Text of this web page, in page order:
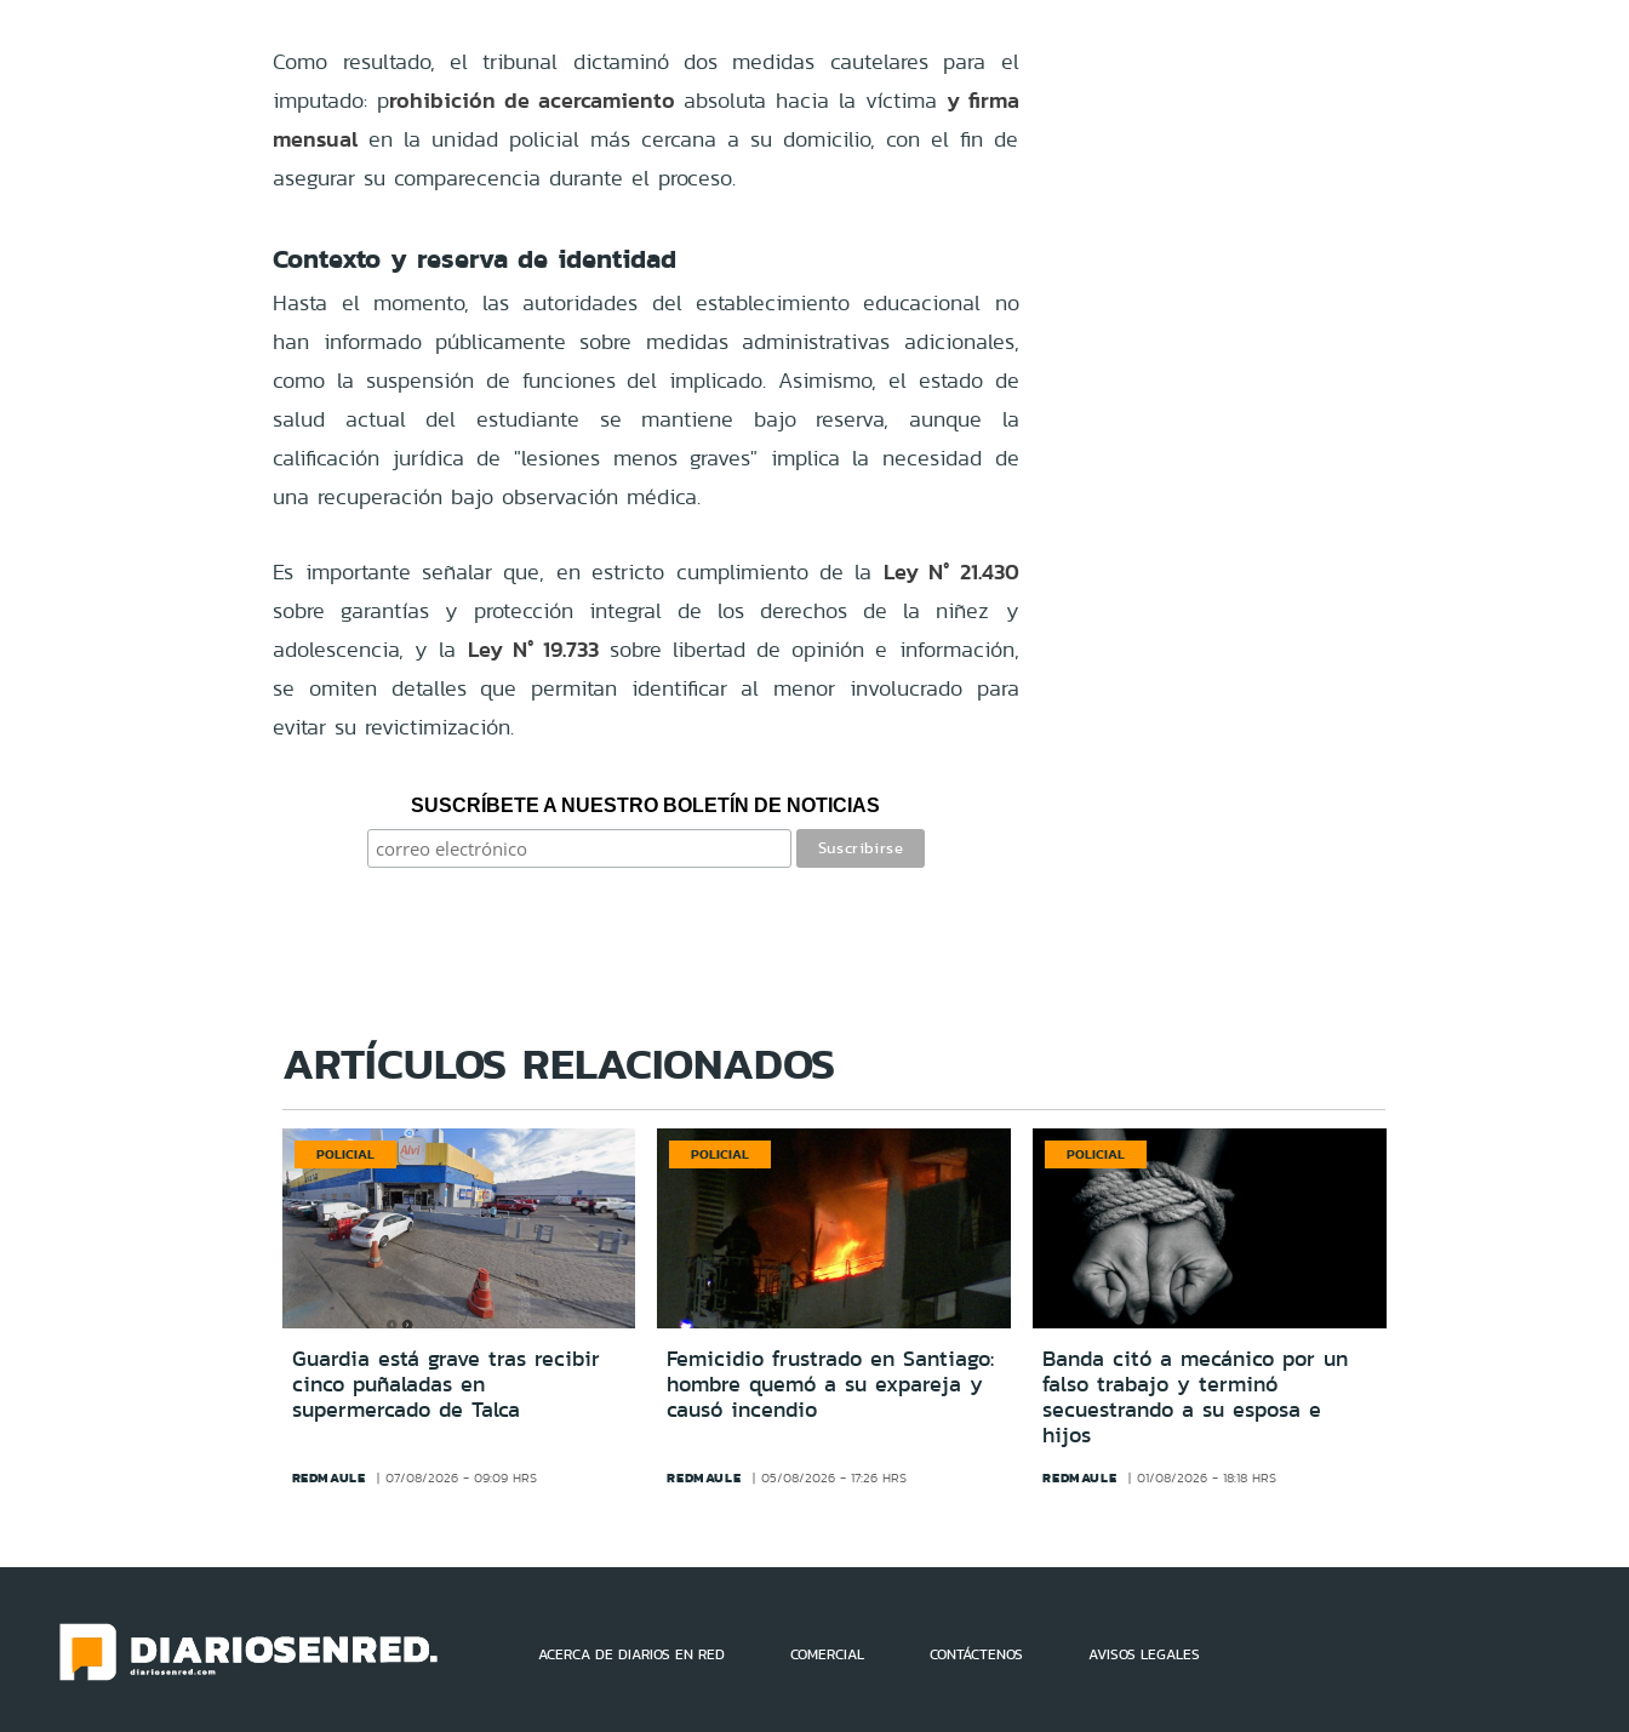
Como resultado, el tribunal dictaminó dos medidas cautelares para el
imputado: prohibición de acercamiento absoluta hacia la víctima y firma
mensual en la unidad policial más cercana a su domicilio, con el fin de
asegurar su comparecencia durante el proceso.
Contexto y reserva de identidad
Hasta el momento, las autoridades del establecimiento educacional no
han informado públicamente sobre medidas administrativas adicionales,
como la suspensión de funciones del implicado. Asimismo, el estado de
salud actual del estudiante se mantiene bajo reserva, aunque la
calificación jurídica de "lesiones menos graves" implica la necesidad de
una recuperación bajo observación médica.
Es importante señalar que, en estricto cumplimiento de la Ley N° 21.430
sobre garantías y protección integral de los derechos de la niñez y
adolescencia, y la Ley N° 19.733sobre libertad de opinión e información,
se omiten detalles que permitan identificar al menor involucrado para
evitar su revictimización.
SUSCRÍBETE A NUESTRO BOLETÍN DE NOTICIAS
ARTÍCULOS RELACIONADOS
POLICIAL
Guardia está grave tras recibir
cinco puñaladas en
supermercado de Talca
REDMAULE 07/08/2026 - 09:09 HRS
POLICIAL
Femicidio frustrado en Santiago:
hombre quemó a su expareja y
causó incendio
REDMAULE 05/08/2026 - 17:26 HRS
POLICIAL
Banda citó a mecánico por un
falso trabajo y terminó
secuestrando a su esposa e
hijos
REDMAULE 01/08/2026 - 18:18 HRS
ACERCA DE DIARIOS EN RED COMERCIAL CONTÁCTENOS AVISOS LEGALES